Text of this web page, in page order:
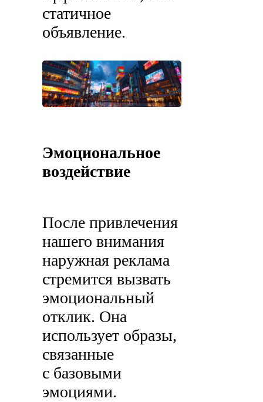
статичное
объявление.
Эмоциональное
воздействие
После привлечения
нашего внимания
наружная реклама
стремится вызвать
эмоциональный
отклик. Она
использует образы,
связанные
с базовыми
эмоциями.